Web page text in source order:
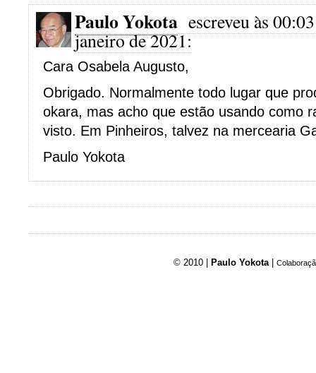
Paulo Yokota escreveu às
janeiro de 2021:
Cara Osabela Augusto,
Obrigado. Normalmente todo lugar que
okara, mas acho que estão usando como
visto. Em Pinheiros, talvez na mercearia
Paulo Yokota
© 2010 | Paulo Yokota |